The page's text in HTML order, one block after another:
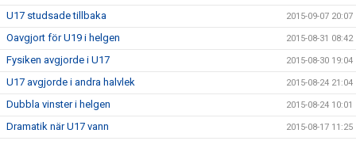
U17 studsade tillbaka 2015-09-07 20:07
Oavgjort för U19 i helgen 2015-08-31 08:42
Fysiken avgjorde i U17 2015-08-30 19:04
U17 avgjorde i andra halvlek 2015-08-24 21:04
Dubbla vinster i helgen 2015-08-24 10:01
Dramatik när U17 vann 2015-08-17 11:25